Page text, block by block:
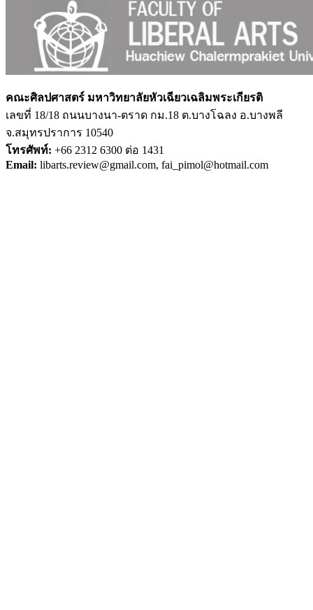
คณะศิลปศาสตร์ มหาวิทยาลัยหัวเฉียวเฉลิมพระเกียรติ
เลขที่ 18/18 ถนนบางนา-ตราด กม.18 ต.บางโฉลง อ.บางพลี
จ.สมุทรปราการ 10540
โทรศัพท์: +66 2312 6300 ต่อ 1431
Email: libarts.review@gmail.com, fai_pimol@hotmail.com